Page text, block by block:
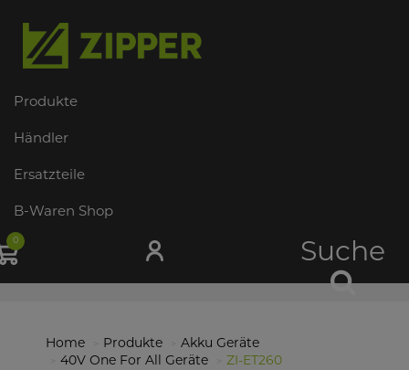
Produkte
Händler
Ersatzteile
B-Waren Shop
0 Suche
Home Produkte
Akku Geräte
40V One For All Geräte
ZI-ET260